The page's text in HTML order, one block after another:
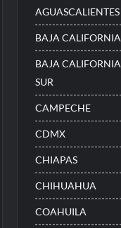
AGUASCALIENTES
BAJA CALIFORNIA
BAJA CALIFORNIA
SUR
CAMPECHE
CDMX
CHIAPAS
CHIHUAHUA
COAHUILA